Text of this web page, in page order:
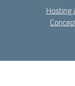
Hosting